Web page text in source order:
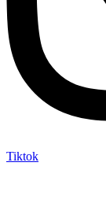
Tiktok